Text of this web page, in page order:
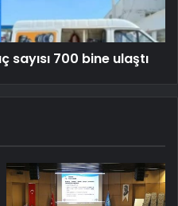
700 bine ulaştı